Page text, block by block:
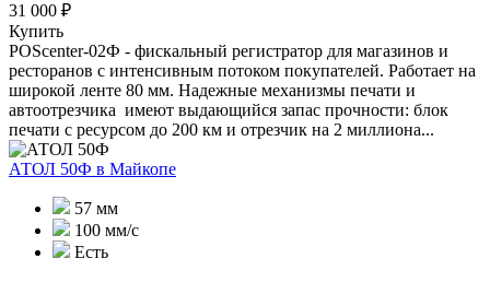
31 000 ₽
Купить
POScenter-02Ф - фискальный регистратор для магазинов и
ресторанов с интенсивным потоком покупателей. Работает на
широкой ленте 80 мм. Надежные механизмы печати и
автоотрезчика имеют выдающийся запас прочности: блок
печати с ресурсом до 200 км и отрезчик на 2 миллиона...
АТОЛ 50Ф в Майкопе
57 мм
100 мм/с
Есть